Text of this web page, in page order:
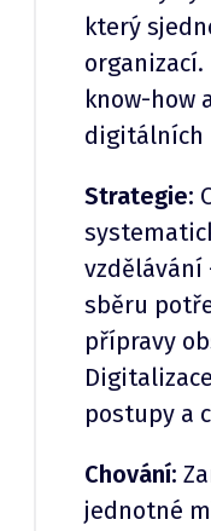
který
organizací.
know-how
digitálních
Strategie:
vzdělávání
sběru
přípravy
postupy a
Chování:
jednotné